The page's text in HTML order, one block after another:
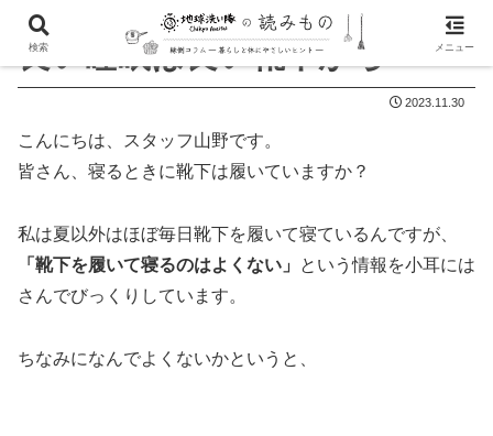
良い睡眠は良い靴下から
2023.11.30
こんにちは、スタッフ山野です。
皆さん、寝るときに靴下は履いていますか？
私は夏以外はほぼ毎日靴下を履いて寝ているんですが、
「靴下を履いて寝るのはよくない」
という情報を小耳には
さんでびっくりしています。
ちなみになんでよくないかというと、
検索 メニュー